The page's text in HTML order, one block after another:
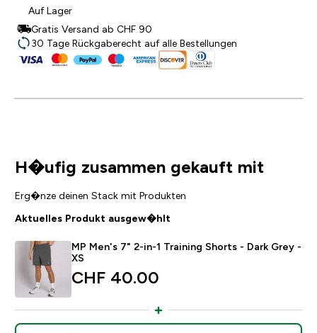
Auf Lager
Gratis Versand ab CHF 90
30 Tage Rückgaberecht auf alle Bestellungen
H�ufig zusammen gekauft mit
Erg�nze deinen Stack mit Produkten
Aktuelles Produkt ausgew�hlt
MP Men's 7" 2-in-1 Training Shorts - Dark Grey -
XS
CHF 40.00‎